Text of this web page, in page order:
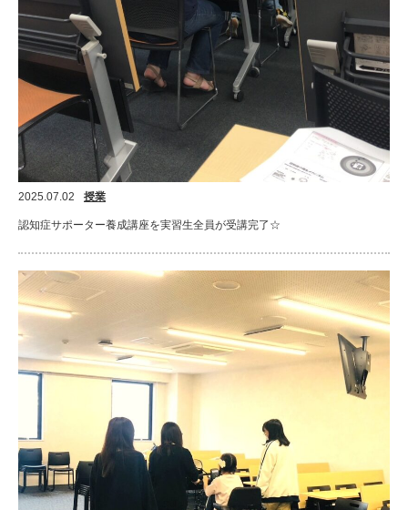
2025.07.02 授業
認知症サポーター養成講座を実習生全員が受講完了☆